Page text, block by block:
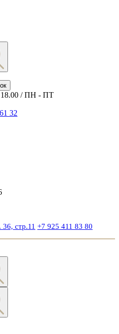
/ ПН - ПТ
32
стр.11 +7 925 411 83 80